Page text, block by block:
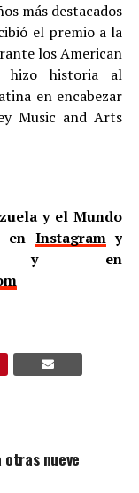
más destacados
el premio a la
los American
hizo historia al
en encabezar
Music and Arts
y el Mundo
en Instagramy
en
nueve